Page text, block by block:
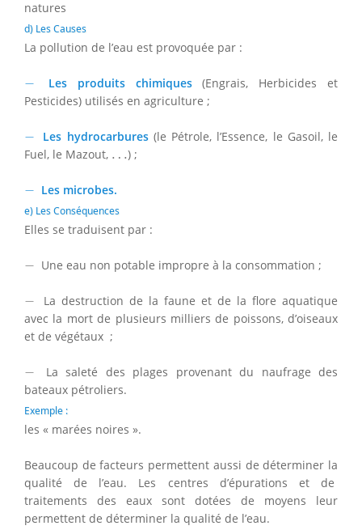
natures
d) Les Causes
La pollution de l’eau est provoquée par :
−
− Les produits chimiques(Engrais, Herbicides et
Pesticides) utilisés en agriculture ;
−
− Les hydrocarbures (le Pétrole, l’Essence, le Gasoil, le
Fuel, le Mazout, …
… ) ;
−
− Les microbes.
e) Les Conséquences
Elles se traduisent par :
−
− Une eau non potable impropre à la consommation ;
−
−
La destruction de la faune et de la flore aquatique
avec la mort de plusieurs milliers de poissons, d’oiseaux
et de végétaux ;
−
−
La saleté des plages provenant du naufrage des
bateaux pétroliers.
Exemple :
les « marées noires ».
Beaucoup de facteurs permettent aussi de déterminer la
qualité de l’eau. Les centres d’épurations et de
traitements des eaux sont dotées de moyens leur
permettent de déterminer la qualité de l’eau.